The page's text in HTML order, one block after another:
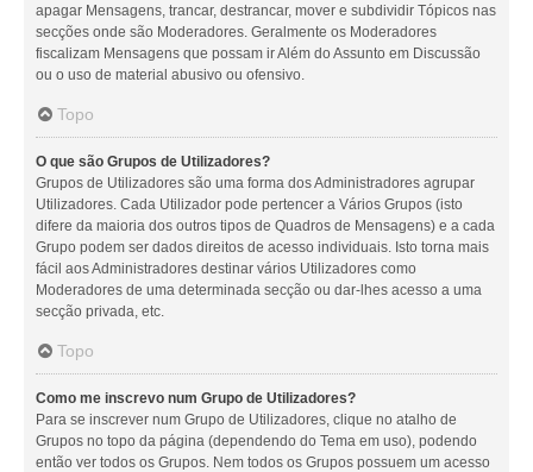
apagar Mensagens, trancar, destrancar, mover e subdividir Tópicos nas
secções onde são Moderadores. Geralmente os Moderadores
fiscalizam Mensagens que possam ir Além do Assunto em Discussão
ou o uso de material abusivo ou ofensivo.
Topo
O que são Grupos de Utilizadores?
Grupos de Utilizadores são uma forma dos Administradores agrupar
Utilizadores. Cada Utilizador pode pertencer a Vários Grupos (isto
difere da maioria dos outros tipos de Quadros de Mensagens) e a cada
Grupo podem ser dados direitos de acesso individuais. Isto torna mais
fácil aos Administradores destinar vários Utilizadores como
Moderadores de uma determinada secção ou dar-lhes acesso a uma
secção privada, etc.
Topo
Como me inscrevo num Grupo de Utilizadores?
Para se inscrever num Grupo de Utilizadores, clique no atalho de
Grupos no topo da página (dependendo do Tema em uso), podendo
então ver todos os Grupos. Nem todos os Grupos possuem um acesso